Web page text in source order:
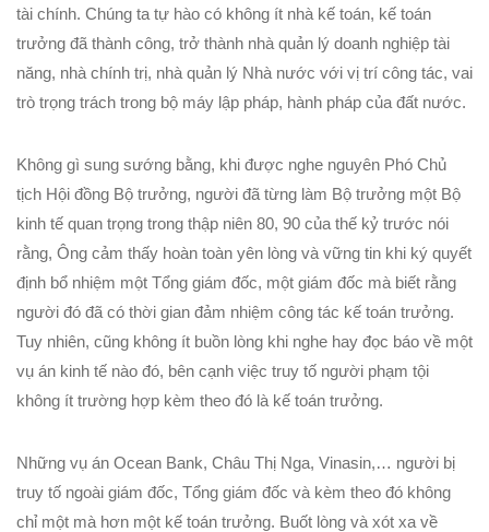
tài chính. Chúng ta tự hào có không ít nhà kế toán, kế toán
trưởng đã thành công, trở thành nhà quản lý doanh nghiệp tài
năng, nhà chính trị, nhà quản lý Nhà nước với vị trí công tác, vai
trò trọng trách trong bộ máy lập pháp, hành pháp của đất nước.
Không gì sung sướng bằng, khi được nghe nguyên Phó Chủ
tịch Hội đồng Bộ trưởng, người đã từng làm Bộ trưởng một Bộ
kinh tế quan trọng trong thập niên 80, 90 của thế kỷ trước nói
rằng, Ông cảm thấy hoàn toàn yên lòng và vững tin khi ký quyết
định bổ nhiệm một Tổng giám đốc, một giám đốc mà biết rằng
người đó đã có thời gian đảm nhiệm công tác kế toán trưởng.
Tuy nhiên, cũng không ít buồn lòng khi nghe hay đọc báo về một
vụ án kinh tế nào đó, bên cạnh việc truy tố người phạm tội
không ít trường hợp kèm theo đó là kế toán trưởng.
Những vụ án Ocean Bank, Châu Thị Nga, Vinasin,… người bị
truy tố ngoài giám đốc, Tổng giám đốc và kèm theo đó không
chỉ một mà hơn một kế toán trưởng. Buốt lòng và xót xa về